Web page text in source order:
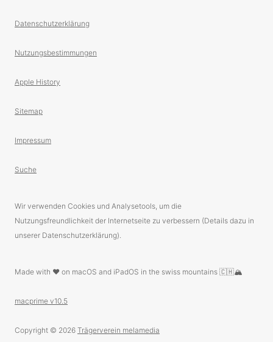
Datenschutzerklärung
Nutzungsbestimmungen
Apple History
Sitemap
Impressum
Suche
Wir verwenden Cookies und Analysetools, um die
Nutzungsfreundlichkeit der Internetseite zu verbessern (Details dazu in
unserer Datenschutzerklärung).
Made with ❤️ on macOS and iPadOS in the swiss mountains 🇨🇭🏔
macprime v10.5
Copyright © 2026 Trägerverein melamedia